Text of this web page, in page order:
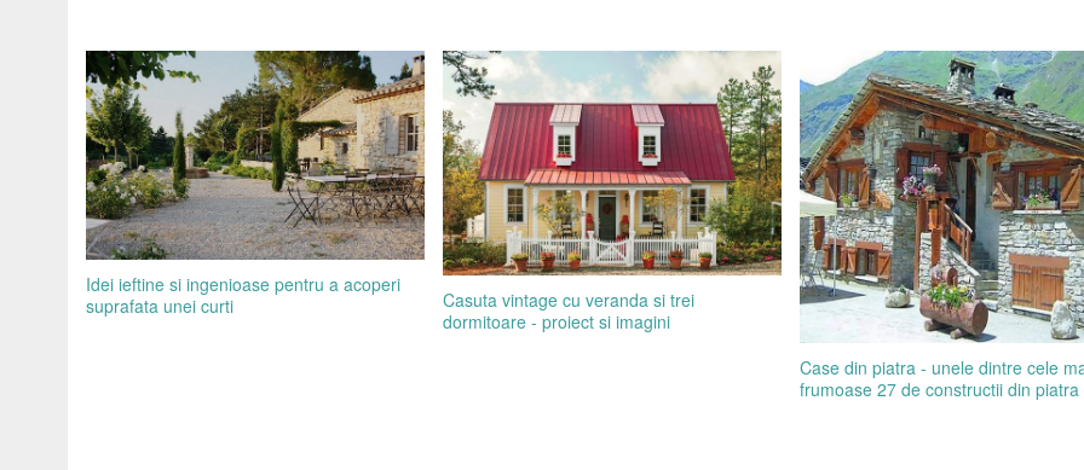
Idei ieftine si ingenioase pentru a acoperi
suprafata unei curti
Casuta vintage cu veranda si trei
dormitoare - proiect si imagini
Case din piatra - unele dintre cele
frumoase 27 de constructii din piatra